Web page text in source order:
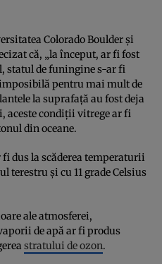
Colorado Boulder şi
că, „la început, ar fi fost
statul de funingine s-ar fi
pentru mai mult de
la suprafaţă au fost deja
aceste condiţii vitrege ar fi
din oceane.
dus la scăderea temperaturii
terestru şi cu 11 grade Celsius
ale atmosferei,
de apă ar fi produs
stratului de ozon.